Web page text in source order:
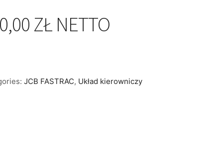
ZŁ NETTO
JCB FASTRAC, Układ kierowniczy